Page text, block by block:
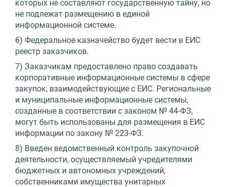
которых не составляют государственную тайну, но
не подлежат размещению в единой
информационной системе.
6) Федеральное казначейство будет вести в ЕИС
реестр заказчиков.
7) Заказчикам предоставлено право создавать
корпоративные информационные системы в сфере
закупок, взаимодействующие с ЕИС. Региональные
и муниципальные информационные системы,
созданные в соответствии с законом № 44-ФЗ,
могут быть использованы для размещения в ЕИС
информации по закону № 223-ФЗ.
8) Введен ведомственный контроль закупочной
деятельности, осуществляемый учредителями
бюджетных и автономных учреждений,
собственниками имущества унитарных